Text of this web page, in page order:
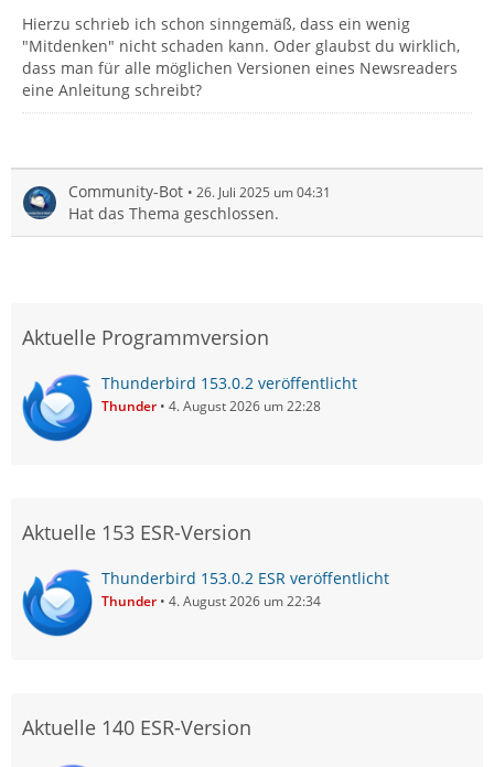
Hierzu schrieb ich schon sinngemäß, dass ein wenig
"Mitdenken" nicht schaden kann. Oder glaubst du wirklich,
dass man für alle möglichen Versionen eines Newsreaders
eine Anleitung schreibt?
Community-Bot 26. Juli 2025 um 04:31
Hat das Thema geschlossen.
Aktuelle Programmversion
Thunderbird 153.0.2 veröffentlicht
Thunder 4. August 2026 um 22:28
Aktuelle 153 ESR-Version
Thunderbird 153.0.2 ESR veröffentlicht
Thunder 4. August 2026 um 22:34
Aktuelle 140 ESR-Version